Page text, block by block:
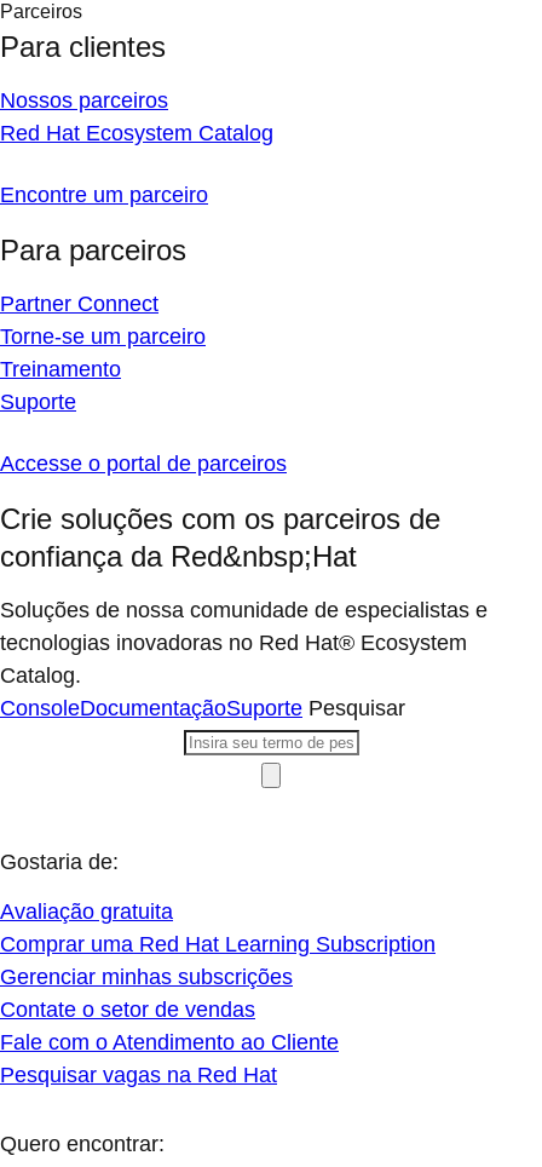
Parceiros
Para clientes
Nossos parceiros
Red Hat Ecosystem Catalog
Encontre um parceiro
Para parceiros
Partner Connect
Torne-se um parceiro
Treinamento
Suporte
Accesse o portal de parceiros
Crie soluções com os parceiros de
confiança da Red&nbsp;Hat
Soluções de nossa comunidade de especialistas e
tecnologias inovadoras no Red Hat® Ecosystem
Catalog.
ConsoleDocumentaçãoSuporte Pesquisar
Gostaria de:
Avaliação gratuita
Comprar uma Red Hat Learning Subscription
Gerenciar minhas subscrições
Contate o setor de vendas
Fale com o Atendimento ao Cliente
Pesquisar vagas na Red Hat
Quero encontrar: